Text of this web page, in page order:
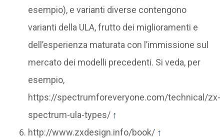
esempio), e varianti diverse contengono
varianti della ULA, frutto dei miglioramenti e
dell’esperienza maturata con l’immissione sul
mercato dei modelli precedenti. Si veda, per
esempio,
https://spectrumforeveryone.com/technical/zx-
spectrum-ula-types/ ↑
http://www.zxdesign.info/book/ ↑